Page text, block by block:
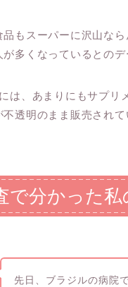
もスーパーに沢山なら
多くなっているとのデ
は、あまりにもサプリ
不透明のまま販売され
で分かった私
先日、ブラジルの病院